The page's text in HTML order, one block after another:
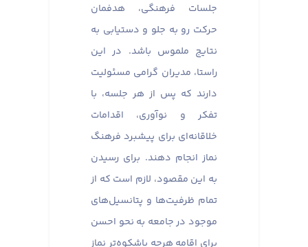
جلسات فرهنگی، هدفمان
حرکت رو به جلو و دستیابی به
نتایج ملموس باشد. در این
راستا، مدیران گرامی مسئولیت
دارند که پس از هر جلسه، با
تفکر و نوآوری، اقدامات
خلاقانه‌ای برای پیشبرد فرهنگ
نماز انجام دهند. برای رسیدن
به این مقصود، لازم است که از
تمام ظرفیت‌ها و پتانسیل‌های
موجود در جامعه به نحو احسن
برای اقامه هرچه باشکوه‌تر نماز